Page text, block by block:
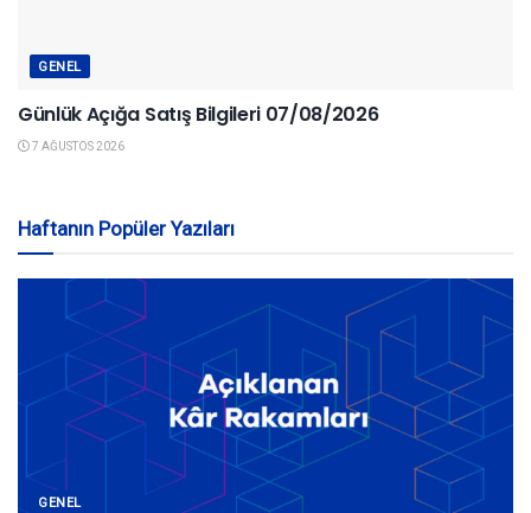
GENEL
Günlük Açığa Satış Bilgileri 07/08/2026
7 AĞUSTOS 2026
Haftanın Popüler Yazıları
GENEL